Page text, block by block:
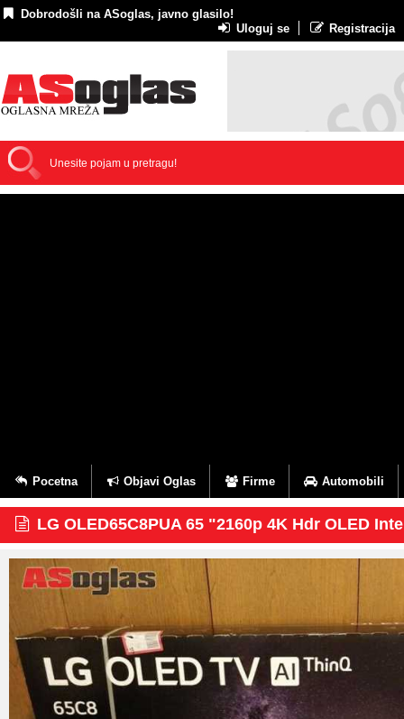
Dobrodošli na ASoglas, javno glasilo!
Uloguj se
Registracija
Pocetna Objavi Oglas Firme Automobili
LG OLED65C8PUA 65 "2160p 4K Hdr OLED